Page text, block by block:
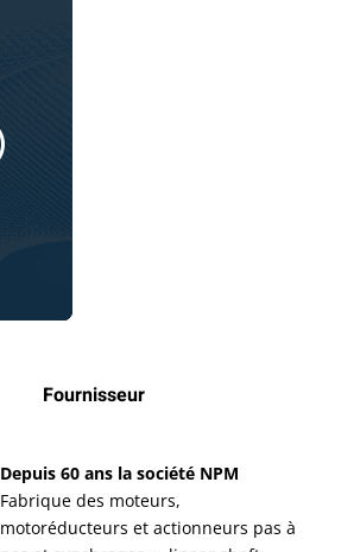
Fournisseur
Depuis 60 ans la société NPM
Fabrique des moteurs,
motoréducteurs et actionneurs pas à